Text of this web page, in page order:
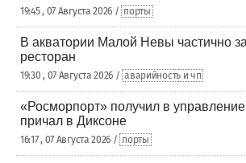
19:45 , 07 Августа 2026 / порты
В акватории Малой Невы частично
ресторан
19:30 , 07 Августа 2026 / аварийность и чп
«Росморпорт» получил в
причал в Диксоне
16:17 , 07 Августа 2026 / порты